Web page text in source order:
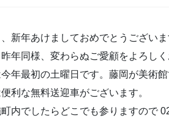
新年あけましておめでとうございま
年同様、変わらぬご愛顧をよろしく
年最初の土曜日です。藤岡が美術館
利な無料送迎車がございます。
内でしたらどこでも参りますので